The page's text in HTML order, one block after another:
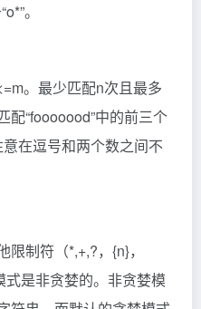
。
。最少匹配n次且最多
配“fooooood”中的前三个
意在逗号和两个数之间不
制符（*,+,?，{n}，
是非贪婪的。非贪婪模